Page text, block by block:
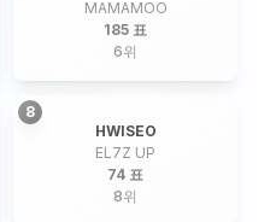
MAMAMOO
185 표
6위
8
HWISEO
EL7Z UP
74 표
8위